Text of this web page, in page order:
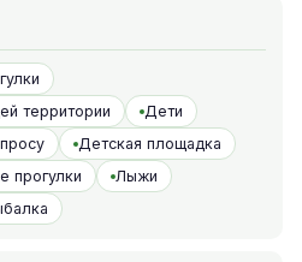
территории
Дети
Детская площадка
прогулки
Лыжи